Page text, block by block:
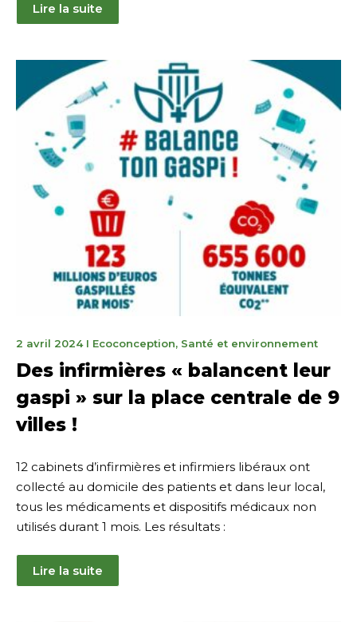
Lire la suite
2 avril 20249
avril
2024
I Ecoconception, Santé et environnement
Des infirmières « balancent leur
gaspi » sur la place centrale de 9
villes !
12 cabinets d’infirmières et infirmiers libéraux ont
collecté au domicile des patients et dans leur local,
tous les médicaments et dispositifs médicaux non
utilisés durant 1 mois. Les résultats :
Lire la suite